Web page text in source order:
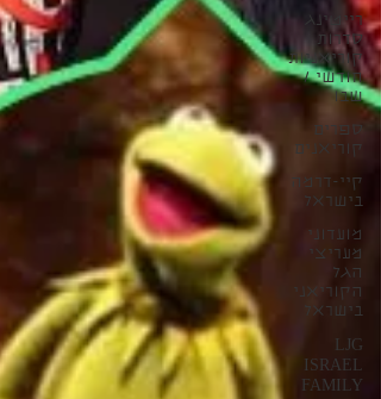
רייטינג
סדרות
קוריאניות
חודשי /
שבו
ספרים
קוריאנים
קיי-דרמה
בישראל
מועדוני
מעריצי
הגל
הקוריאני
בישראל
LJG
ISRAEL
FAMILY